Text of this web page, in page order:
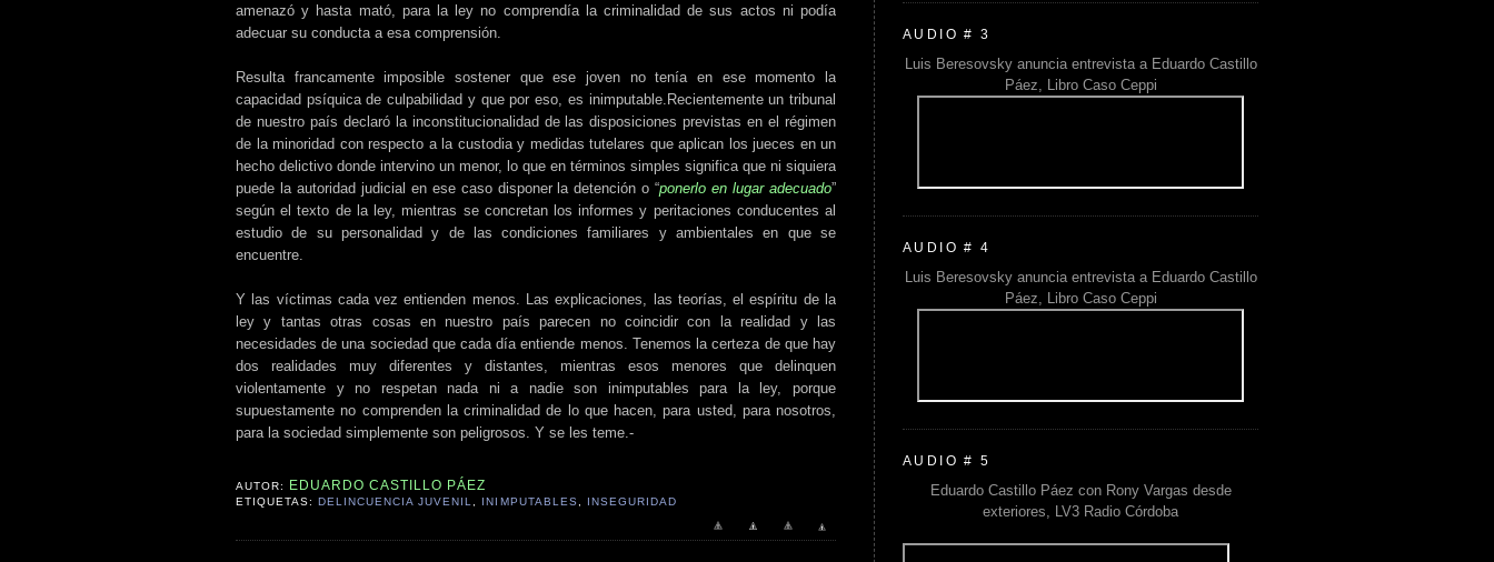
amenazó y hasta mató, para la ley no comprendía la criminalidad de sus actos ni podía
adecuar su conducta a esa comprensión.
Resulta francamente imposible sostener que ese joven no tenía en ese momento la
capacidad psíquica de culpabilidad y que por eso, es inimputable.Recientemente un tribunal
de nuestro país declaró la inconstitucionalidad de las disposiciones previstas en el régimen
de la minoridad con respecto a la custodia y medidas tutelares que aplican los jueces en un
hecho delictivo donde intervino un menor, lo que en términos simples significa que ni siquiera
puede la autoridad judicial en ese caso disponer la detención o “ponerlo en lugar adecuado”
según el texto de la ley, mientras se concretan los informes y peritaciones conducentes al
estudio de su personalidad y de las condiciones familiares y ambientales en que se
encuentre.
Y las víctimas cada vez entienden menos. Las explicaciones, las teorías, el espíritu de la
ley y tantas otras cosas en nuestro país parecen no coincidir con la realidad y las
necesidades de una sociedad que cada día entiende menos. Tenemos la certeza de que hay
dos realidades muy diferentes y distantes, mientras esos menores que delinquen
violentamente y no respetan nada ni a nadie son inimputables para la ley, porque
supuestamente no comprenden la criminalidad de lo que hacen, para usted, para nosotros,
para la sociedad simplemente son peligrosos. Y se les teme.-
AUTOR: EDUARDO CASTILLO PÁEZ
ETIQUETAS:DELINCUENCIA JUVENIL INIMPUTABLES INSEGURIDAD
AUDIO # 3
Luis Beresovsky anuncia entrevista a Eduardo Castillo
Páez, Libro Caso Ceppi
AUDIO # 4
Luis Beresovsky anuncia entrevista a Eduardo Castillo
Páez, Libro Caso Ceppi
AUDIO # 5
Eduardo Castillo Páez con Rony Vargas desde
exteriores, LV3 Radio Córdoba